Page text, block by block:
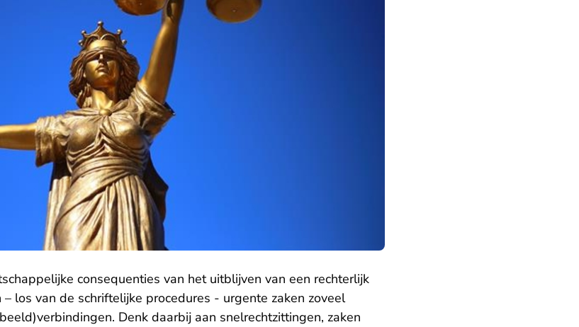
consequenties van het uitblijven van een rechterlijk
los van de schriftelijke procedures - urgente zaken zoveel
Denk daarbij aan snelrechtzittingen, zaken